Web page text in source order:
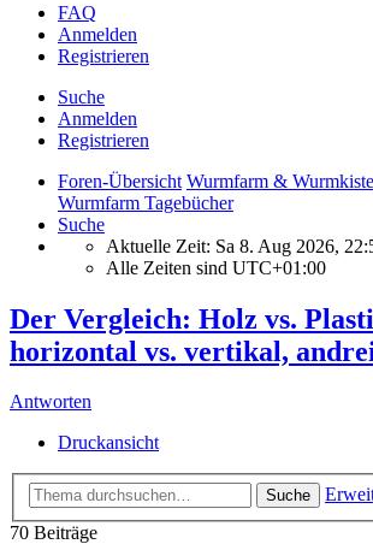
FAQ
Anmelden
Registrieren
Suche
Anmelden
Registrieren
Foren-Übersicht Wurmfarm &
Wurmfarm Tagebücher
Suche
Aktuelle Zeit: Sa 8. Aug 2026,
Alle Zeiten sind UTC+01:00
Der Vergleich: Holz vs.
horizontal vs. vertikal,
Antworten
Druckansicht
Suche
70 Beiträge